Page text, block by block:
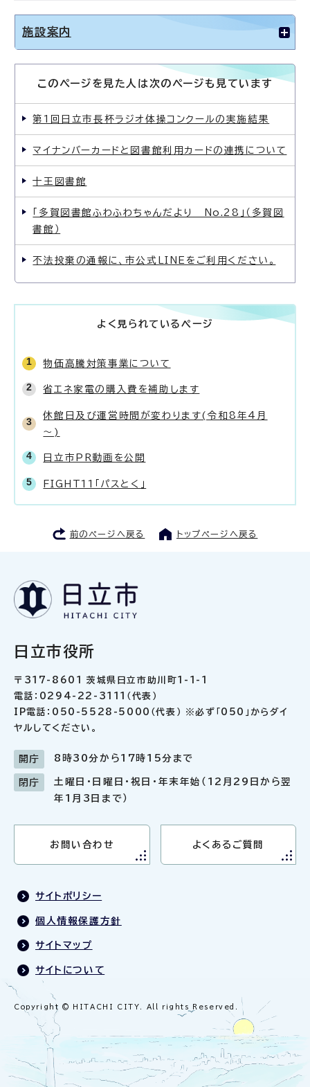
施設案内
このページを見た人は次のページも見ています
第1回日立市長杯ラジオ体操コンクールの実施結果
マイナンバーカードと図書館利用カードの連携について
十王図書館
「多賀図書館ふわふわちゃんだより No.28」（多賀図
書館）
不法投棄の通報に、市公式LINEをご利用ください。
よく見られているページ
物価高騰対策事業について
省エネ家電の購入費を補助します
休館日及び運営時間が変わります(令和8年4月
～)
日立市PR動画を公開
FIGHT11「パスとく」
前のページへ戻る トップページへ戻る
日立市役所
〒317-8601 茨城県日立市助川町1-1-1
電話：0294-22-3111（代表）
IP電話：050-5528-5000（代表） ※必ず「050」からダイ
ヤルしてください。
開庁 8時30分から17時15分まで
閉庁
土曜日・日曜日・祝日・年末年始（12月29日から翌
年1月3日まで）
お問い合わせ よくあるご質問
サイトポリシー
個人情報保護方針
サイトマップ
サイトについて
Copyright © HITACHI CITY. All rights Reserved.